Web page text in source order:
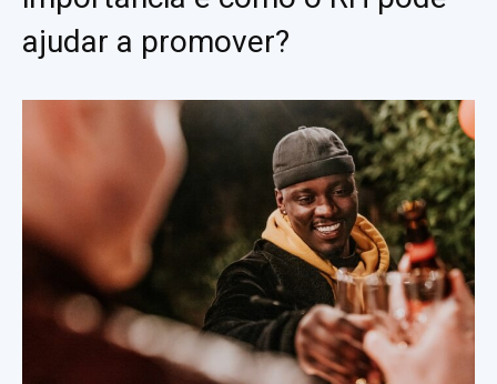
ajudar a promover?